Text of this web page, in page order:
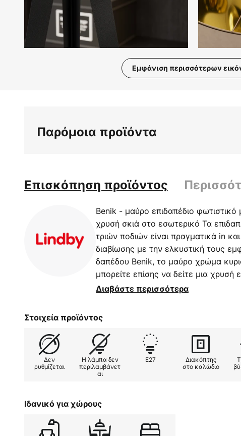
Εμφάνιση περισσότερων
συλλογής
Παρόμοια προϊόντα
Επισκόπηση προϊόντος
Benik - μαύρο επιδαπέδιο φωτιστικό
χρυσή σκιά στο εσωτερικό Τα
τριών ποδιών είναι πραγματικά in
διαβίωσης με την ελκυστική τους
δαπέδου Benik, το μαύρο χρώμα
μπορείτε επίσης να δείτε μια χρυσή
εσωτερικό του κυλινδρικού
το φωτιστικό δαπέδου σε ένα
θα απολαμβάνετε το Benik για
έχετε πάντα μια κομψή πηγή φωτός
ατμόσφαιρα. Ο χειρισμός του
στο καλώδιο παροχής.
Διαβάστε περισσότερα
Στοιχεία προϊόντος
Δεν
ρυθμίζεται
Η λάμπα δεν
περιλαμβάνετ
αι
E27
Διακόπτης
στο καλώδιο
Ιδανικό για χώρους